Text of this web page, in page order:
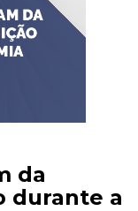
da
durante a